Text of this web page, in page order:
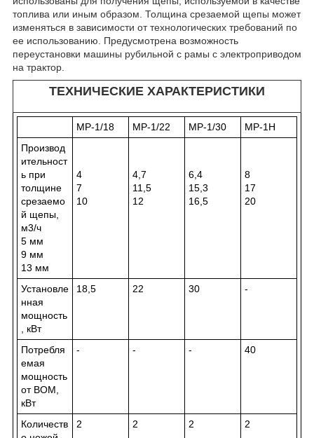
топлива или иным образом. Толщина срезаемой щепы может
изменяться в зависимости от технологических требований по
ее использованию. Предусмотрена возможность
переустановки машины рубильной с рамы с электроприводом
на трактор.
ТЕХНИЧЕСКИЕ ХАРАКТЕРИСТИКИ
МР-1/18 МР-1/22 МР-1/30
МР-1Н
Производ
ительност
ь при
толщине
срезаемо
й щепы,
м3/ч
5 мм
9 мм
13 мм
4
7
10
4,7
11,5
12
6,4
15,3
16,5
8
17
20
Установле
нная
мощность
, кВт
18,5 22 30 -
Потребля
емая
мощность
от ВОМ,
кВт
- - - 40
Количеств
2 2 2 2